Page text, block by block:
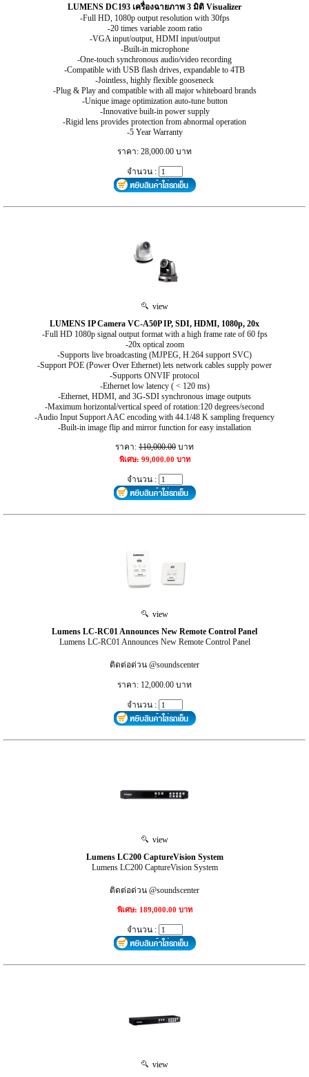
LUMENS DC193 เครื่องฉายภาพ 3 มิติ Visualizer
-Full HD, 1080p output resolution with 30fps
-20 times variable zoom ratio
-VGA input/output, HDMI input/output
-Built-in microphone
-One-touch synchronous audio/video recording
-Compatible with USB flash drives, expandable to 4TB
-Jointless, highly flexible gooseneck
-Plug & Play and compatible with all major whiteboard brands
-Unique image optimization auto-tune button
-Innovative built-in power supply
-Rigid lens provides protection from abnormal operation
-5 Year Warranty
ราคา: 28,000.00 บาท
จำนวน :
view
LUMENS IP Camera VC-A50P IP, SDI, HDMI, 1080p, 20x
-Full HD 1080p signal output format with a high frame rate of 60 fps
-20x optical zoom
-Supports live broadcasting (MJPEG, H.264 support SVC)
-Support POE (Power Over Ethernet) lets network cables supply power
-Supports ONVIF protocol
-Ethernet low latency ( < 120 ms)
-Ethernet, HDMI, and 3G-SDI synchronous image outputs
-Maximum horizontal/vertical speed of rotation:120 degrees/second
-Audio Input Support AAC encoding with 44.1/48 K sampling frequency
-Built-in image flip and mirror function for easy installation
ราคา: 110,000.00 บาท
พิเศษ: 99,000.00 บาท
จำนวน :
view
Lumens LC-RC01 Announces New Remote Control Panel
Lumens LC-RC01 Announces New Remote Control Panel
ติดต่อด่วน @soundscenter
ราคา: 12,000.00 บาท
จำนวน :
view
Lumens LC200 CaptureVision System
Lumens LC200 CaptureVision System
ติดต่อด่วน @soundscenter
พิเศษ: 189,000.00 บาท
จำนวน :
view